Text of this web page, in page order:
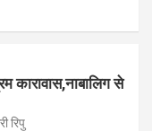
कारावास,नाबालिग से
रिपु